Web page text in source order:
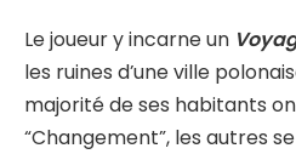
Le joueur y incarne un
les ruines d’une ville
majorité de ses habitants
“Changement”, les autres